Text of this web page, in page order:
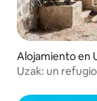
Alojamiento en
Uzak: un